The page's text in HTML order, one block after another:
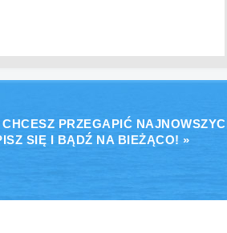
CHCESZ PRZEGAPIĆ
SIĘ I BĄDŹ NA BIEŻĄCO! »